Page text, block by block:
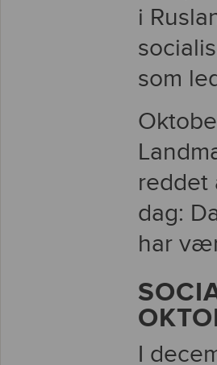
i
som
reddet
dag:
har
I